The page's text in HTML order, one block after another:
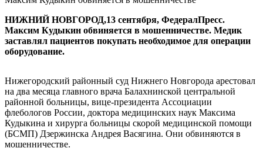
НИЖНИЙ НОВГОРОД,13 сентября, ФедералПресс.
Максим Кудыкин обвиняется в мошенничестве. Медик
заставлял пациентов покупать необходимое для операции
оборудование.
Нижегородский районный суд Нижнего Новгорода арестовал
на два месяца главного врача Балахнинской центральной
районной больницы, вице-президента Ассоциации
флебологов России, доктора медицинских наук Максима
Кудыкина и хирурга больницы скорой медицинской помощи
(БСМП) Дзержинска Андрея Васягина. Они обвиняются в
мошенничестве.